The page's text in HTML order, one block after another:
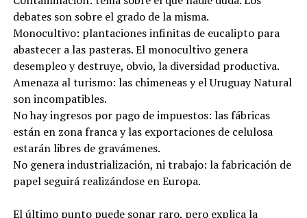
debates son sobre el grado de la misma.
Monocultivo: plantaciones infinitas de eucalipto para
abastecer a las pasteras. El monocultivo genera
desempleo y destruye, obvio, la diversidad productiva.
Amenaza al turismo: las chimeneas y el Uruguay Natural
son incompatibles.
No hay ingresos por pago de impuestos: las fábricas
están en zona franca y las exportaciones de celulosa
estarán libres de gravámenes.
No genera industrialización, ni trabajo: la fabricación de
papel seguirá realizándose en Europa.
El último punto puede sonar raro, pero explica la